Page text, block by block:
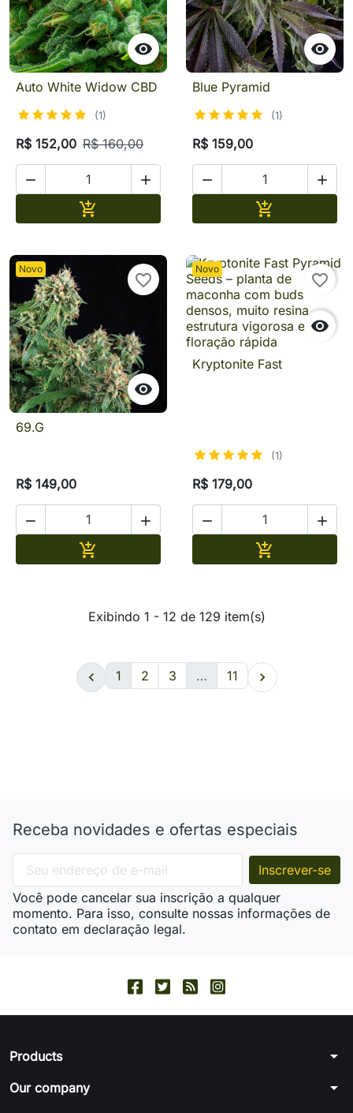

Auto White Widow CBD
(1)
R$ 152,00 R$ 160,00
 


Blue Pyramid
(1)
R$ 159,00
 

Novo

favorite_border
69.G
R$ 149,00
 

Novo

favorite_border
Kryptonite Fast
(1)
R$ 179,00
 

Exibindo 1 - 12 de 129 item(s)
 1 2 3 … 11 
Receba novidades e ofertas especiais
Você pode cancelar sua inscrição a qualquer
momento. Para isso, consulte nossas informações de
contato em declaração legal.
Products arrow_drop_down
Our company arrow_drop_down